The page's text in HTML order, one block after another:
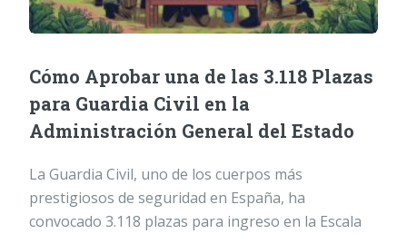
Cómo Aprobar una de las 3.118 Plazas
para Guardia Civil en la
Administración General del Estado
La Guardia Civil, uno de los cuerpos más
prestigiosos de seguridad en España, ha
convocado 3.118 plazas para ingreso en la Escala